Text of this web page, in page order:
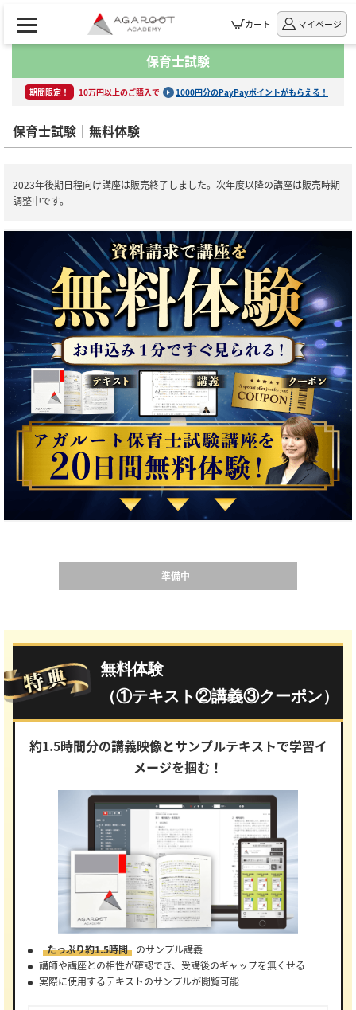
カート マイページ
保育士試験
期間限定！ 10万円以上のご購入で 1000円分のPayPayポイントがもらえる！
保育士試験｜無料体験
2023年後期日程向け講座は販売終了しました。次年度以降の講座は販売時期
調整中です。
準備中
無料体験
（①テキスト②講義③クーポン）
約1.5時間分の講義映像とサンプルテキストで学習イ
メージを掴む！
たっぷり約1.5時間
のサンプル講義
講師や講座との相性が確認でき、受講後のギャップを無くせる
実際に使用するテキストのサンプルが閲覧可能